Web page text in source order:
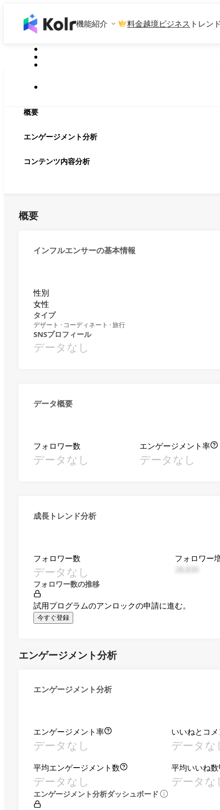
機能紹介 料金越境ビジネス トレン
概要
エンゲージメント分析
コンテンツ内容分析
概要
インフルエンサーの基本情報
性別
女性
タイプ
デザート · コーディネート · 旅行
SNSプロフィール
データなし
データ概要
フォロワー数
データなし
エンゲージメント率
データなし
成長トレンド分析
フォロワー数
データなし
フォロワー
フォロワー数の推移
試用プログラムのアンロックの申請に進む。
今すぐ登録
エンゲージメント分析
エンゲージメント分析
エンゲージメント率
データなし
いいねとコ
データな
平均エンゲージメント数
データなし
平均いいね数
データな
エンゲージメント分析ダッシュボード